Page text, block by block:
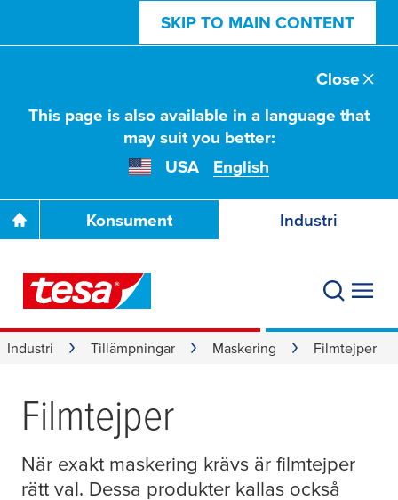
SKIP TO MAIN CONTENT
This page is also available in a language that
may suit you better:
USA
English
Close
Konsument Industri
Industri Tillämpningar Maskering Filmtejper
Filmtejper
När exakt maskering krävs är filmtejper
rätt val. Dessa produkter kallas också